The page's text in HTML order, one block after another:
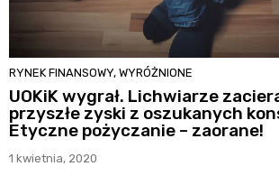
RYNEK FINANSOWY, WYRÓŻNIONE
UOKiK wygrał. Lichwiarze
przyszłe zyski z oszukanych
Etyczne pożyczanie – zaorane!
1 kwietnia, 2020